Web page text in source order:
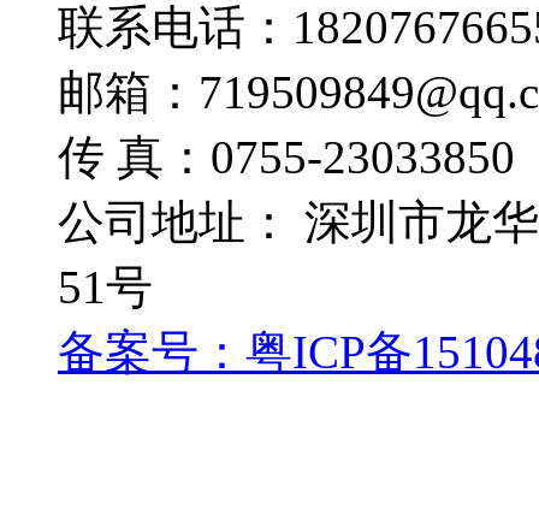
联系电话：
邮箱：
传 真：0755-23033850
公司地址： 深圳市龙
51号
备案号：粤ICP备